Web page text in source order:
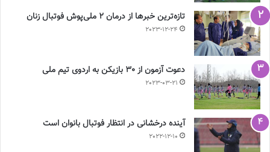
تازه‌ترین خبرها از درمان ۲ ملی‌پوش فوتبال زنان
2023-12-24
دعوت آزمون از 30 بازیکن به اردوی تیم ملی
2023-03-21
آینده درخشانی در انتظار فوتبال بانوان است
2022-12-10